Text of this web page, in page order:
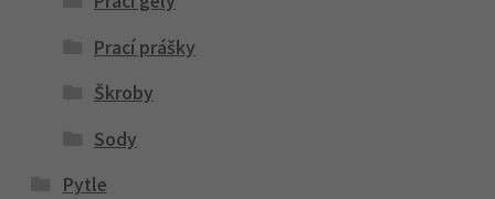
Prací prášky
Škroby
Sody
Pytle